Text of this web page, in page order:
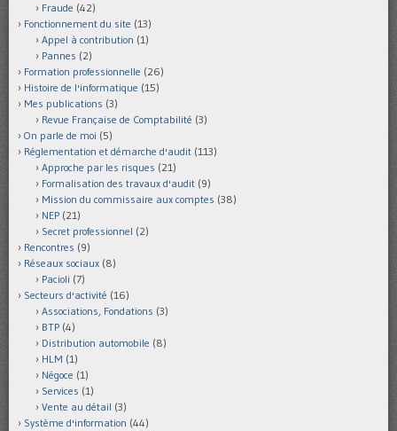
Fraude (42)
Fonctionnement du site (13)
Appel à contribution (1)
Pannes (2)
Formation professionnelle (26)
Histoire de l'informatique (15)
Mes publications (3)
Revue Française de Comptabilité (3)
On parle de moi (5)
Réglementation et démarche d'audit (113)
Approche par les risques (21)
Formalisation des travaux d'audit (9)
Mission du commissaire aux comptes (38)
NEP (21)
Secret professionnel (2)
Rencontres (9)
Réseaux sociaux (8)
Pacioli (7)
Secteurs d'activité (16)
Associations, Fondations (3)
BTP (4)
Distribution automobile (8)
HLM (1)
Négoce (1)
Services (1)
Vente au détail (3)
Système d'information (44)